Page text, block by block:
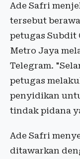
Ade Safri
tersebut
petugas Subdit
Metro Jaya
Telegram.
petugas
penyidikan
tindak pidana
Ade Safri
ditawarkan